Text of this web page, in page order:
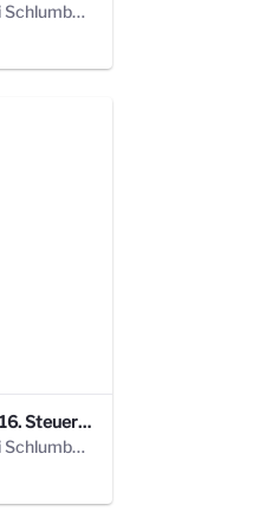
vor 5 Jahren von Anni Schlumberger
20160622 Protokoll 16. Steuerungskreis.pdf
vor 5 Jahren von Anni Schlumberger